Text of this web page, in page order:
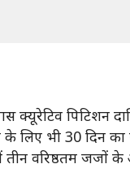
क्यूरेटिव पिटिशन
लिए भी 30 दिन का
वरिष्ठतम जजों